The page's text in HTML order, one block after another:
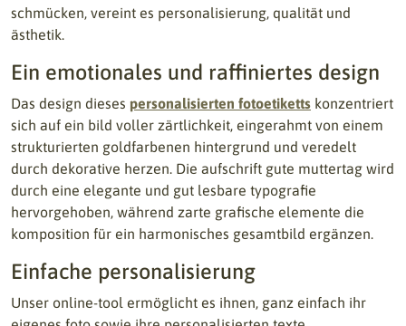
schmücken, vereint es personalisierung, qualität und
ästhetik.
Ein emotionales und raffiniertes design
Das design dieses personalisierten fotoetiketts konzentriert
sich auf ein bild voller zärtlichkeit, eingerahmt von einem
strukturierten goldfarbenen hintergrund und veredelt
durch dekorative herzen. Die aufschrift gute muttertag wird
durch eine elegante und gut lesbare typografie
hervorgehoben, während zarte grafische elemente die
komposition für ein harmonisches gesamtbild ergänzen.
Einfache personalisierung
Unser online-tool ermöglicht es ihnen, ganz einfach ihr